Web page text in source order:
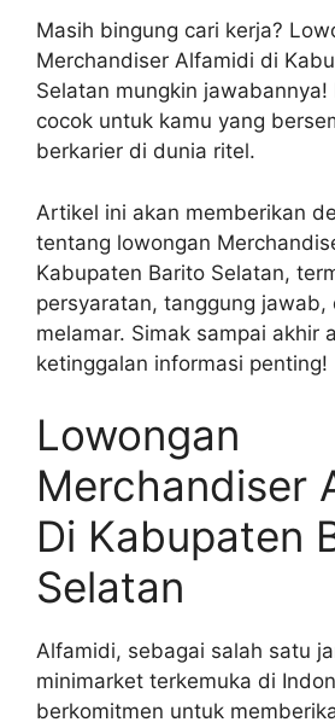
Masih bingung cari kerja?
Merchandiser Alfamidi di
Selatan mungkin
cocok untuk kamu yang
berkarier di dunia ritel.
Artikel ini akan memberikan
tentang lowongan
Kabupaten Barito Selatan,
persyaratan, tanggung jawab,
melamar. Simak sampai akhir
ketinggalan informasi penting!
Lowongan
Merchandiser
Di Kabupaten
Selatan
Alfamidi, sebagai salah satu
minimarket terkemuka di
berkomitmen untuk